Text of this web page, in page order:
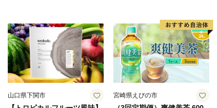
産 シリカ ミネラル 美容 備蓄
防災 長期保存 富士山 山梨県
忍野村
山口県下関市 宮崎県えびの市